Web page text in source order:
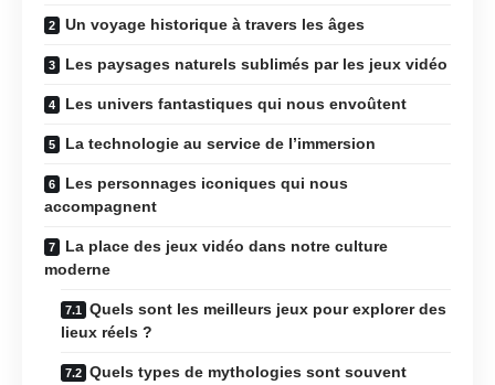
Un voyage historique à travers les âges
Les paysages naturels sublimés par les jeux vidéo
Les univers fantastiques qui nous envoûtent
La technologie au service de l’immersion
Les personnages iconiques qui nous
accompagnent
La place des jeux vidéo dans notre culture
moderne
Quels sont les meilleurs jeux pour explorer des
lieux réels ?
Quels types de mythologies sont souvent